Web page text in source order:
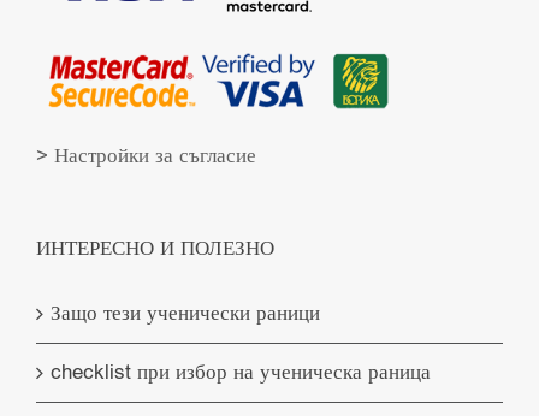
> Настройки за съгласие
ИНТЕРЕСНО И ПОЛЕЗНО
Защо тези ученически раници
checklist при избор на ученическа раница